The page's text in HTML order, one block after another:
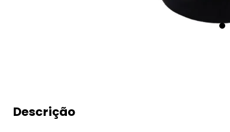
Descrição